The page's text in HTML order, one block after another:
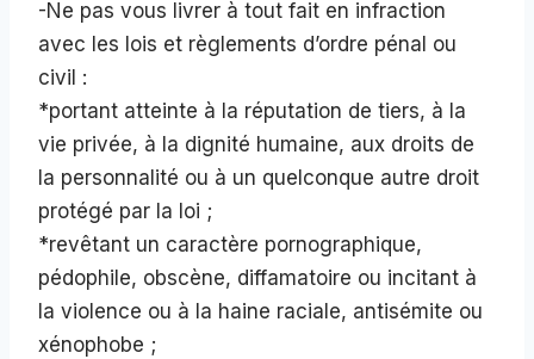
-Ne pas vous livrer à tout fait en infraction
avec les lois et règlements d’ordre pénal ou
civil :
*portant atteinte à la réputation de tiers, à la
vie privée, à la dignité humaine, aux droits de
la personnalité ou à un quelconque autre droit
protégé par la loi ;
*revêtant un caractère pornographique,
pédophile, obscène, diffamatoire ou incitant à
la violence ou à la haine raciale, antisémite ou
xénophobe ;